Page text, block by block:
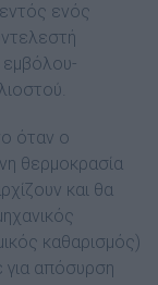
ενός
εµβόλου-
όταν ο
θερµοκρασία
και θα
καθαρισµός)
για απόσυρση